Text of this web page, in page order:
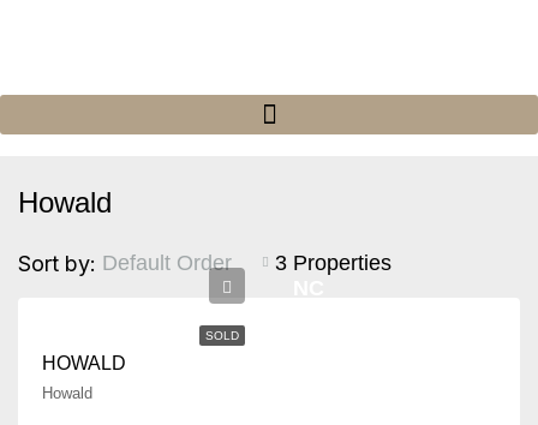
Howald
3 Properties
Sort by: Default Order
SOLD
HOWALD
Howald